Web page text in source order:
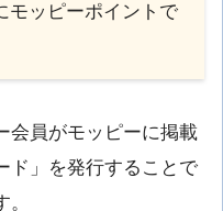
モッピーポイントで
会員がモッピーに掲載
ド」を発行することで